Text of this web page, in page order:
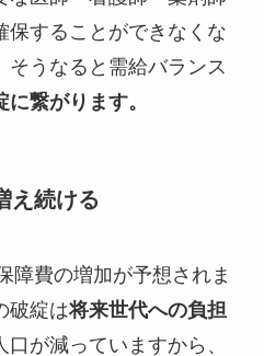
保することができなくな
そうなると需給バランス
繋がります。
え続ける
障費の増加が予想されま
破綻は将来世代への負担
が減っていますから、